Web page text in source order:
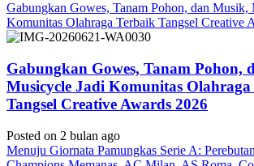
Gabungkan Gowes, Tanam Pohon, dan Musik,
Komunitas Olahraga Terbaik Tangsel Creative
Gabungkan Gowes, Tanam Pohon,
Musicycle Jadi Komunitas
Tangsel Creative Awards 2026
Posted on 2 bulan ago
Menuju Giornata Pamungkas Serie A: